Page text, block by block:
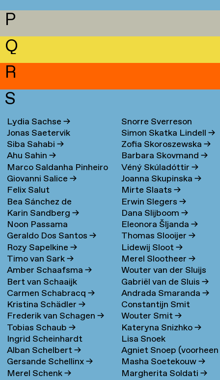
P
Q
R
S
Lydia Sachse→
Jonas Saetervik
Siba Sahabi→
Ahu Sahin→
Marco Saldanha Pinheiro
→
Giovanni Salice→
Felix Salut
Bea Sánchez de
Lamadrid Bayón→
Karin Sandberg→
Noon Passama
Sanpatchayapong→
Geraldo Dos Santos→
Rozy Sapelkine→
Timo van Sark→
Amber Schaafsma→
Bert van Schaaijk
Carmen Schabracq→
Kristina Schädler→
Frederik van Schagen→
Tobias Schaub→
Ingrid Scheinhardt
Alban Schelbert→
Gersande Schellinx→
Merel Schenk→
Snorre Sverreson
Skarveland Petlund→
Simon Skatka Lindell→
Zofia Skoroszewska→
Barbara Skovmand→
Véný Skúladóttir→
Joanna Skupinska→
Mirte Slaats→
Erwin Slegers→
Dana Slijboom→
Eleonora Šljanda→
Thomas Slooijer→
Lidewij Sloot→
Merel Slootheer→
Wouter van der Sluijs
Gabriël van de Sluis→
Andrada Smaranda→
Constantijn Smit
Wouter Smit→
Kateryna Snizhko→
Lisa Snoek
Agniet Snoep (voorheen
Meijerman)→
Masha Soetekouw→
Margherita Soldati→